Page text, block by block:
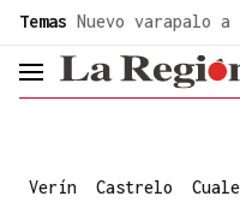
Temas Nuevo varapalo a
header.menu.open
Verín Castrelo